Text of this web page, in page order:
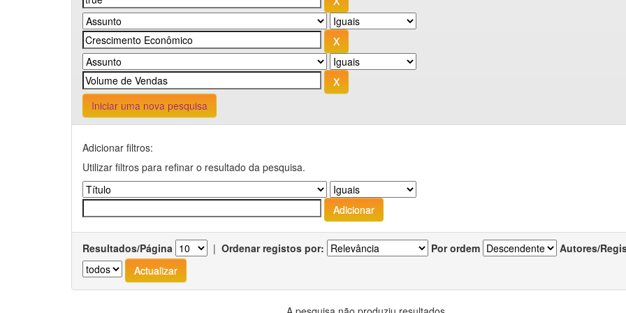
Iniciar uma nova pesquisa
Adicionar filtros:
Utilizar filtros para refinar o resultado da pesquisa.
Resultados/Página | Ordenar registos por: Por ordem Autores/